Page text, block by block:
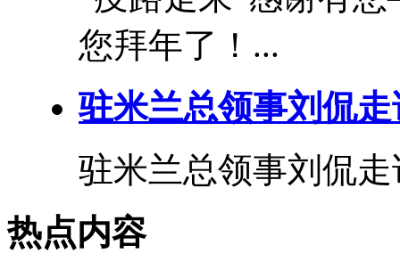
您拜年了！...
驻米兰总领事刘侃
驻米兰总领事刘侃
热点内容